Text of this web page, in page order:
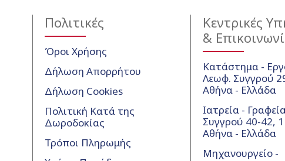
Πολιτικές
Όροι Χρήσης
Δήλωση Απορρήτου
Δήλωση Cookies
Πολιτική Κατά της
Δωροδοκίας
Τρόποι Πληρωμής
Κεντρικές
&
Κατάστημα -
Λεωφ. Συγγρού
Αθήνα - Ελλάδα
Ιατρεία -
Συγγρού 40-42,
Αθήνα - Ελλάδα
Μηχανουργείο -